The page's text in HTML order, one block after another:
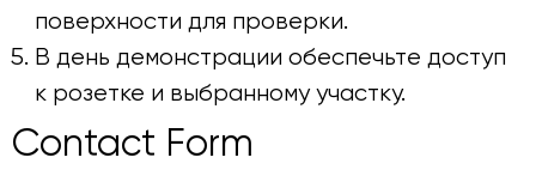
поверхности для проверки.
В день демонстрации обеспечьте доступ
к розетке и выбранному участку.
Contact Form